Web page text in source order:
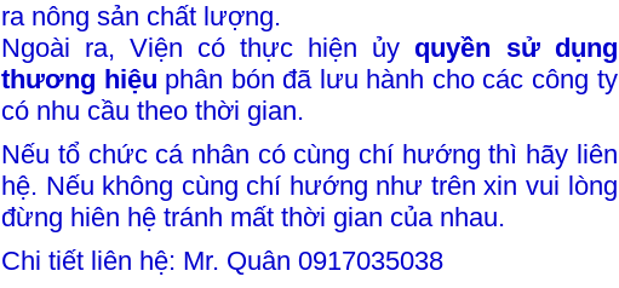
ra nông sản chất lượng.
Ngoài ra, Viện có thực hiện ủy quyền sử dụng
thương hiệu phân bón đã lưu hành cho các công ty
có nhu cầu theo thời gian.
Nếu tổ chức cá nhân có cùng chí hướng thì hãy liên
hệ. Nếu không cùng chí hướng như trên xin vui lòng
đừng hiên hệ tránh mất thời gian của nhau.
Chi tiết liên hệ: Mr. Quân 0917035038